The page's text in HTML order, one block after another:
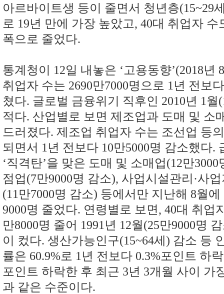
아르바이트생 등이 줄면서 청년층(15~29
로 19년 만에 가장 높았고, 40대 취업자
폭으로 줄었다.
통계청이 12일 내놓은 ‘고용동향’(2018년
취업자 수는 2690만7000명으로 1년 전보
쳤다. 글로벌 금융위기 직후인 2010년 1
적다. 산업별로 보면 제조업과 도매 및 소
드러졌다. 제조업 취업자 수는 조선업 등
되면서 1년 전보다 10만5000명 감소했다.
‘직격탄’을 맞은 도매 및 소매업(12만
점업(7만9000명 감소), 사업시설관리·사
(11만7000명 감소) 등에서만 지난해 8월
9000명 줄었다. 연령별로 보면, 40대 취업
만8000명 줄어 1991년 12월(25만9000명
이 컸다. 생산가능인구(15~64세) 감소 등
률은 60.9%로 1년 전보다 0.3%포인트 하
포인트 하락한 후 최근 3년 3개월 사이 가
과 같은 수준이다.